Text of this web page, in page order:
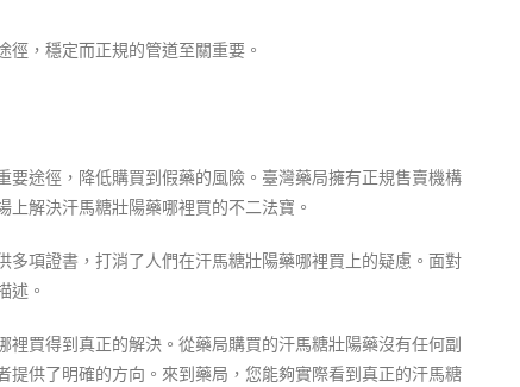
，穩定而正規的管道至關重要。
途徑，降低購買到假藥的風險。臺灣藥局擁有正規售賣機構
解決汗馬糖壯陽藥哪裡買的不二法寶。
多項證書，打消了人們在汗馬糖壯陽藥哪裡買上的疑慮。面對
述。
買得到真正的解決。從藥局購買的汗馬糖壯陽藥沒有任何副
供了明確的方向。來到藥局，您能夠實際看到真正的汗馬糖